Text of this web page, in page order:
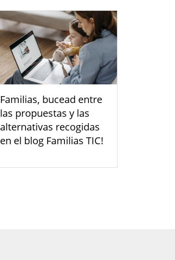
Familias, bucead entre
las propuestas y las
alternativas recogidas
en el blog Familias TIC!